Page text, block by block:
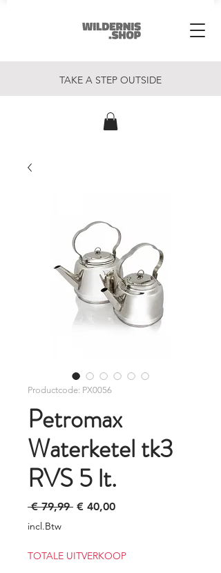
TAKE A STEP OUTSIDE
Productcode: PX0056
Petromax
Waterketel tk3
RVS 5 lt.
€ 79,99 Normale
€ 40,00Verkoopprijs
incl.Btw
TOTALE UITVERKOOP